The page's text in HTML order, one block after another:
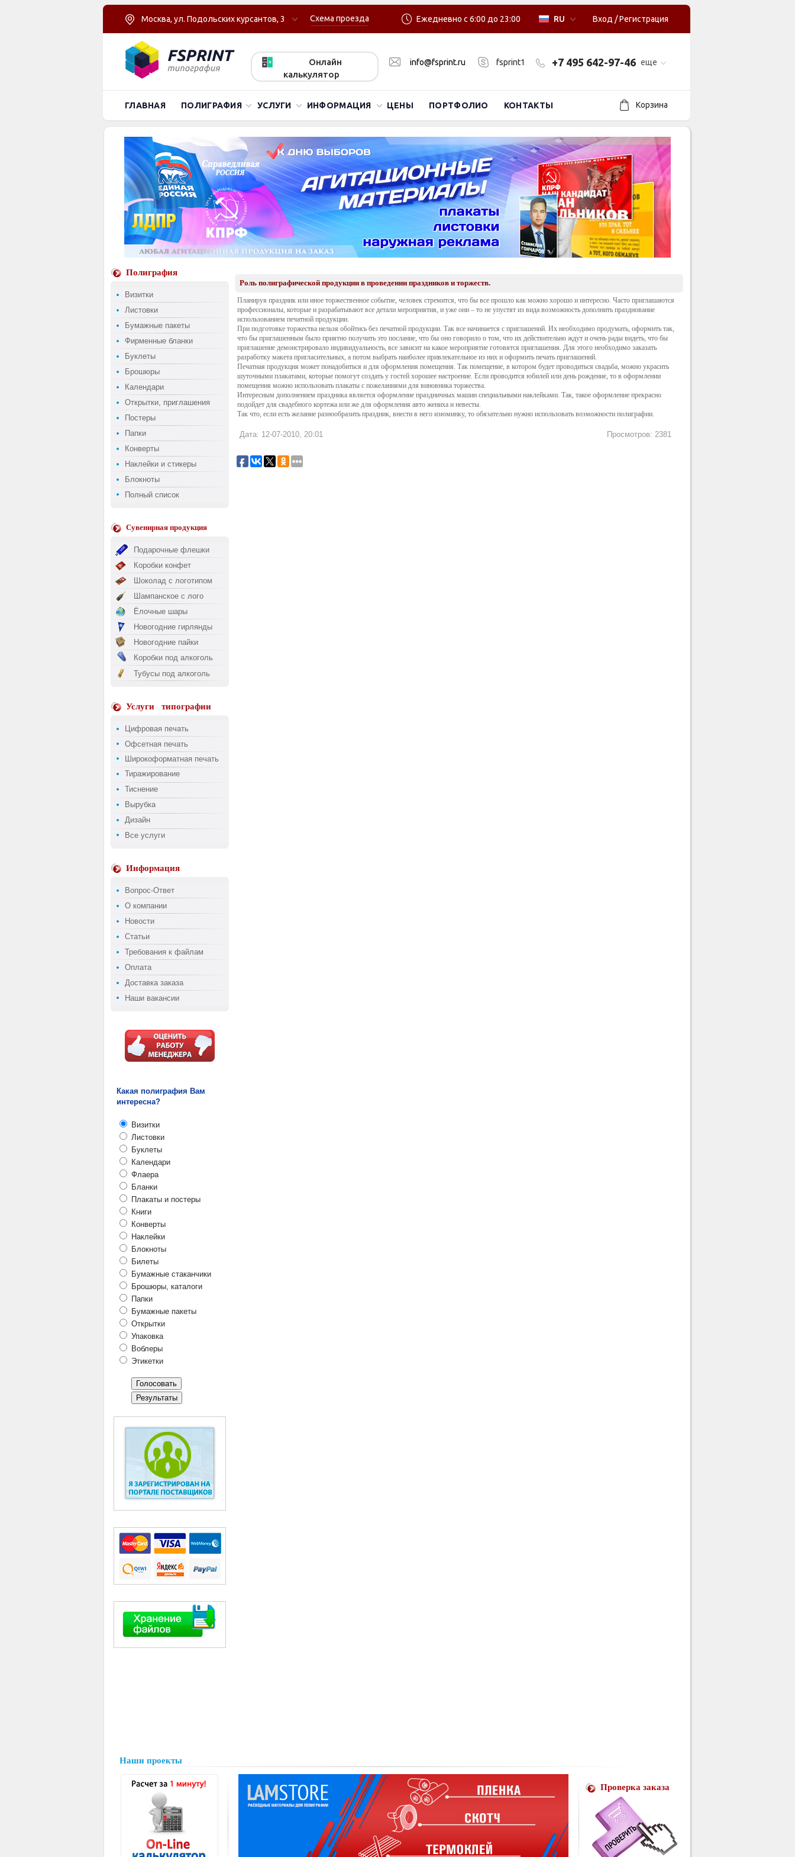
Москва, ул. Подольских курсантов, 3 Схема проезда Вход /Регистрация
RU
Ежедневно с 6:00 до 23:00
Онлайн
калькулятор
info@fsprint.ru fsprint1 еще
+7 495 642-97-46
ГЛАВНАЯ ПОЛИГРАФИЯ УСЛУГИ ИНФОРМАЦИЯ ЦЕНЫ ПОРТФОЛИО КОНТАКТЫ Корзина
Полиграфия
Визитки
Листовки
Бумажные пакеты
Фирменные бланки
Буклеты
Брошюры
Календари
Открытки, приглашения
Постеры
Папки
Конверты
Наклейки и стикеры
Блокноты
Полный список
Сувенирная продукция
Подарочные флешки
Коробки конфет
Шоколад с логотипом
Шампанское с лого
Ёлочные шары
Новогодние гирлянды
Новогодние пайки
Коробки под алкоголь
Тубусы под алкоголь
Услуги типографии
Цифровая печать
Офсетная печать
Широкоформатная печать
Тиражирование
Тиснение
Вырубка
Дизайн
Все услуги
Информация
Вопрос-Ответ
О компании
Новости
Статьи
Требования к файлам
Оплата
Доставка заказа
Наши вакансии
Какая полиграфия Вам
интересна?
Визитки
Листовки
Буклеты
Календари
Флаера
Бланки
Плакаты и постеры
Книги
Конверты
Наклейки
Блокноты
Билеты
Бумажные стаканчики
Брошюры, каталоги
Папки
Бумажные пакеты
Открытки
Упаковка
Воблеры
Этикетки
Роль полиграфической продукции в проведении праздников и торжеств.
Планируя праздник или иное торжественное событие, человек стремится, что бы все прошло как можно хорошо и интересно. Часто приглашаются
профессионалы, которые и разрабатывают все детали мероприятия, и уже они – то не упустят из вида возможность дополнить празднование
использованием печатной продукции.
При подготовке торжества нельзя обойтись без печатной продукции. Так все начинается с приглашений. Их необходимо продумать, оформить так,
что бы приглашенным было приятно получить это послание, что бы оно говорило о том, что их действительно ждут и очень рады видеть, что бы
приглашение демонстрировало индивидуальность, все зависит на какое мероприятие готовятся приглашения. Для этого необходимо заказать
разработку макета пригласительных, а потом выбрать наиболее привлекательное из них и оформить печать приглашений.
Печатная продукция может понадобиться и для оформления помещения. Так помещение, в котором будет проводиться свадьба, можно украсить
шуточными плакатами, которые помогут создать у гостей хорошее настроение. Если проводится юбилей или день рождение, то в оформлении
помещения можно использовать плакаты с пожеланиями для виновника торжества.
Интересным дополнением праздника является оформление праздничных машин специальными наклейками. Так, такое оформление прекрасно
подойдет для свадебного кортежа или же для оформления авто жениха и невесты.
Так что, если есть желание разнообразить праздник, внести в него изюминку, то обязательно нужно использовать возможности полиграфии.
Дата: 12-07-2010, 20:01 Просмотров: 2381
Наши проекты
Проверка заказа